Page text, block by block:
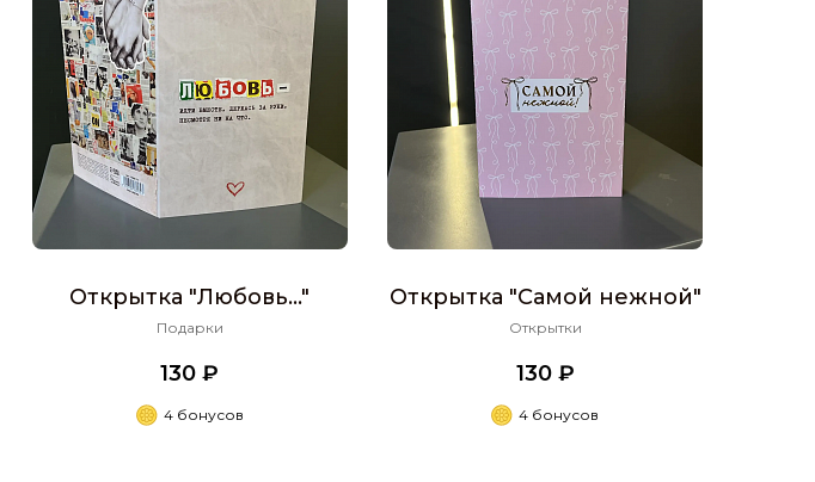
Открытка "Любовь..."
Подарки
130 ₽
4 бонусов
Открытка "Самой нежной"
Открытки
130 ₽
4 бонусов